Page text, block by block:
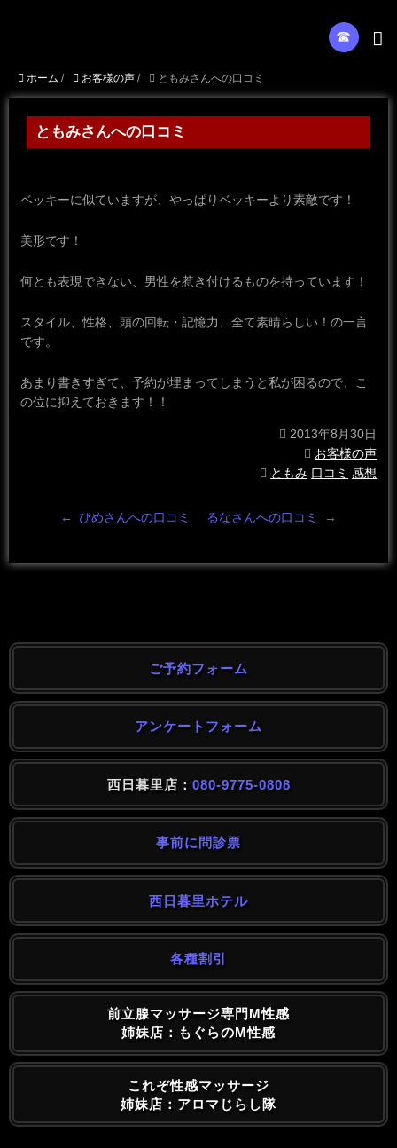
☎︎
ホーム / お客様の声 / ともみさんへの口コミ
ともみさんへの口コミ
ベッキーに似ていますが、やっぱりベッキーより素敵です！
美形です！
何とも表現できない、男性を惹き付けるものを持っています！
スタイル、性格、頭の回転・記憶力、全て素晴らしい！の一言
です。
あまり書きすぎて、予約が埋まってしまうと私が困るので、こ
の位に抑えておきます！！
2013年8月30日
お客様の声
ともみ 口コミ 感想
← ひめさんへの口コミ るなさんへの口コミ →
ご予約フォーム
アンケートフォーム
西日暮里店： 080-9775-0808
事前に問診票
西日暮里ホテル
各種割引
前立腺マッサージ専門M性感
姉妹店：もぐらのM性感
これぞ性感マッサージ
姉妹店：アロマじらし隊